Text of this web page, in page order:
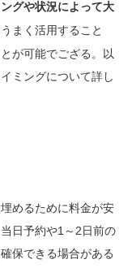
グや状況によって大
まく活用すること
が可能でござる。以
ミングについて詳し
めるために料金が安
日予約や1～2日前の
保できる場合がある